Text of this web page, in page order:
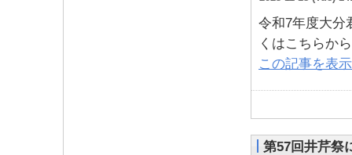
令和7年度大分
くはこちらか
この記事を表示
第57回井芹祭